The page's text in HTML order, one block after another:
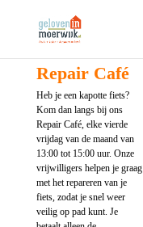
Repair Café
Heb je een kapotte fiets?
Kom dan langs bij ons
Repair Café, elke vierde
vrijdag van de maand van
13:00 tot 15:00 uur. Onze
vrijwilligers helpen je graag
met het repareren van je
fiets, zodat je snel weer
veilig op pad kunt. Je